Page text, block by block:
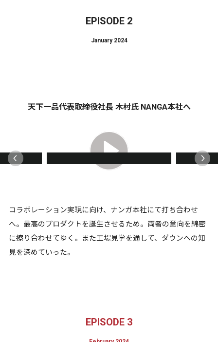
EPISODE 2
January 2024
天下一品代表取締役社長 木村氏 NANGA本社へ
コラボレーション実現に向け、ナンガ本社にて打ち合わせ
へ。最高のプロダクトを誕生させるため。両者の意向を綿密
に擦り合わせてゆく。また工場見学を通して、ダウンへの知
見を深めていった。
EPISODE 3